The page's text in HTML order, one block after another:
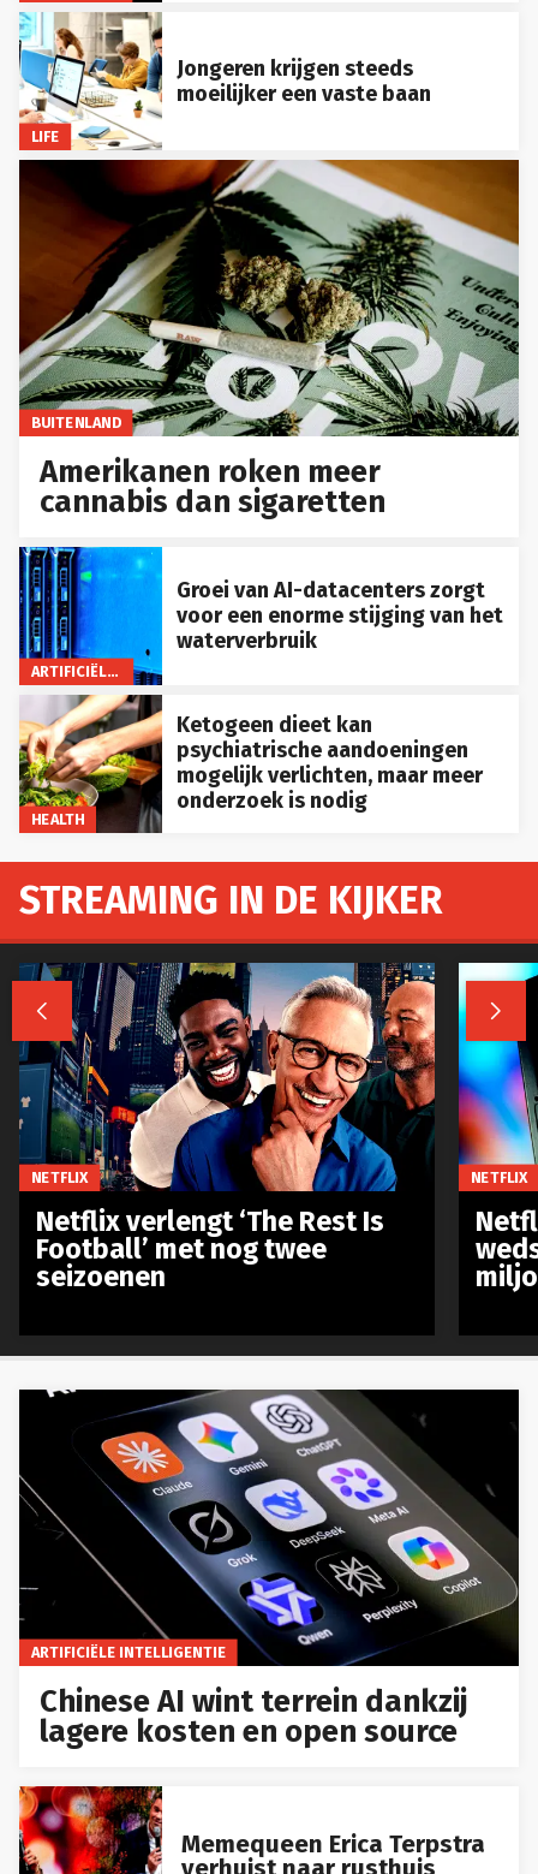
LIFE
Jongeren krijgen steeds
moeilijker een vaste baan
BUITENLAND
Amerikanen roken meer
cannabis dan sigaretten
ARTIFICIËLE INTELLIGENTIE
Groei van AI-datacenters zorgt
voor een enorme stijging van het
waterverbruik
HEALTH
Ketogeen dieet kan
psychiatrische aandoeningen
mogelijk verlichten, maar meer
onderzoek is nodig
ARTIFICIËLE INTELLIGENTIE
Chinese AI wint terrein dankzij
lagere kosten en open source
Memequeen Erica Terpstra
verhuist naar rusthuis
STREAMING IN DE KIJKER
 
NETFLIX
Netflix verlengt ‘The Rest Is
Football’ met nog twee
seizoenen
NETFLIX